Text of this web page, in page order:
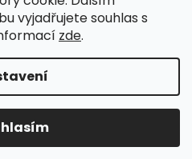
vyjadřujete souhlas s
zde.
INSTAGRAM YOUTUBE
point. Všechna práva
nastavení cookies